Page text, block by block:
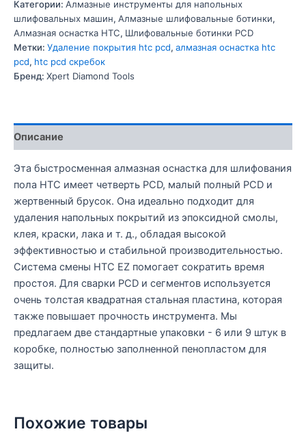
Категории: Алмазные инструменты для напольных
шлифовальных машин, Алмазные шлифовальные ботинки,
Алмазная оснастка HTC, Шлифовальные ботинки PCD
Метки: Удаление покрытия htc pcd, алмазная оснастка htc
pcd, htc pcd скребок
Бренд: Xpert Diamond Tools
Описание
Эта быстросменная алмазная оснастка для шлифования
пола HTC имеет четверть PCD, малый полный PCD и
жертвенный брусок. Она идеально подходит для
удаления напольных покрытий из эпоксидной смолы,
клея, краски, лака и т. д., обладая высокой
эффективностью и стабильной производительностью.
Система смены HTC EZ помогает сократить время
простоя. Для сварки PCD и сегментов используется
очень толстая квадратная стальная пластина, которая
также повышает прочность инструмента. Мы
предлагаем две стандартные упаковки - 6 или 9 штук в
коробке, полностью заполненной пенопластом для
защиты.
Похожие товары